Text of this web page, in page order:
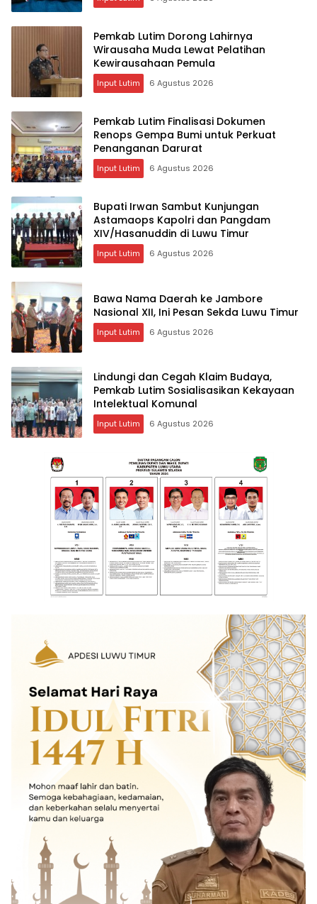
Pemkab Lutim Dorong Lahirnya
Wirausaha Muda Lewat Pelatihan
Kewirausahaan Pemula
Input Lutim 6 Agustus 2026
Pemkab Lutim Finalisasi Dokumen
Renops Gempa Bumi untuk Perkuat
Penanganan Darurat
Input Lutim 6 Agustus 2026
Bupati Irwan Sambut Kunjungan
Astamaops Kapolri dan Pangdam
XIV/Hasanuddin di Luwu Timur
Input Lutim 6 Agustus 2026
Bawa Nama Daerah ke Jambore
Nasional XII, Ini Pesan Sekda Luwu Timur
Input Lutim 6 Agustus 2026
Lindungi dan Cegah Klaim Budaya,
Pemkab Lutim Sosialisasikan Kekayaan
Intelektual Komunal
Input Lutim 6 Agustus 2026